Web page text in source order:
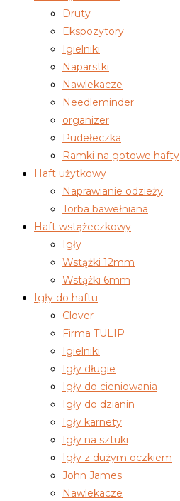
Druty
Ekspozytory
Igielniki
Naparstki
Nawlekacze
Needleminder
organizer
Pudełeczka
Ramki na gotowe hafty
Haft użytkowy
Naprawianie odzieży
Torba bawełniana
Haft wstążeczkowy
Igły
Wstążki 12mm
Wstążki 6mm
Igły do haftu
Clover
Firma TULIP
Igielniki
Igły długie
Igły do cieniowania
Igły do dzianin
Igły karnety
Igły na sztuki
Igły z dużym oczkiem
John James
Nawlekacze